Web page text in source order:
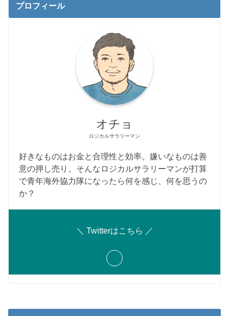
プロフィール
オチョ
ロジカルサラリーマン
好きなものはお金と合理性と効率。嫌いなものは善
意の押し売り。そんなロジカルサラリーマンが打算
で青年海外協力隊になったら何を感じ、何を思うの
か？
＼ Twitterはこちら ／